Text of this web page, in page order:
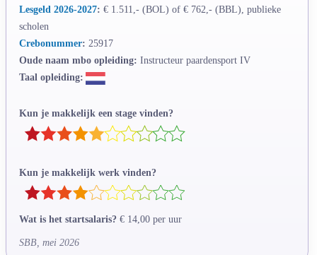
Lesgeld 2026-2027: € 1.511,- (BOL) of € 762,- (BBL), publieke
scholen
Crebonummer: 25917
Oude naam mbo opleiding: Instructeur paardensport IV
Taal opleiding:
Kun je makkelijk een stage vinden?
Kun je makkelijk werk vinden?
Wat is het startsalaris? € 14,00 per uur
SBB, mei 2026